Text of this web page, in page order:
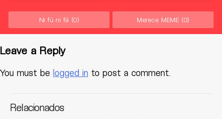
Ni fú ni fá (0) Merece MEME (0)
Leave a Reply
You must be logged in to post a comment.
Relacionados